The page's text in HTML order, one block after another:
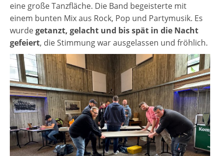
eine große Tanzfläche. Die Band begeisterte mit
einem bunten Mix aus Rock, Pop und Partymusik. Es
wurdegetanzt, gelacht und bis spät in die Nacht
gefeiert, die Stimmung war ausgelassen und fröhlich.